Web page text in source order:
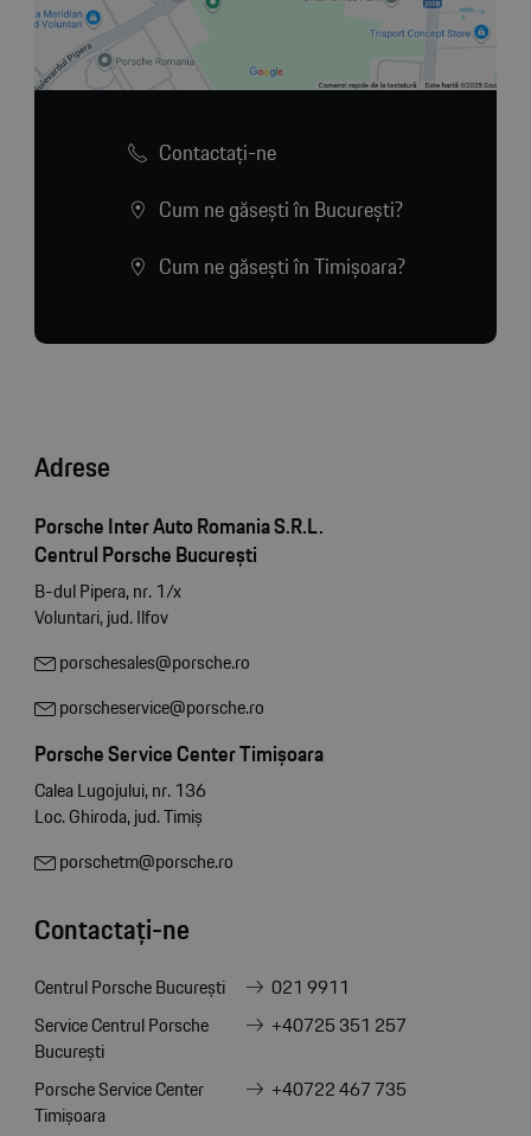
Contactaţi-ne
Cum ne găsești în București?
Cum ne găsești în Timișoara?
Adrese
Porsche Inter Auto Romania S.R.L.
Centrul Porsche București
B-dul Pipera, nr. 1/x
Voluntari, jud. Ilfov
porschesales@porsche.ro
porscheservice@porsche.ro
Porsche Service Center Timișoara
Calea Lugojului, nr. 136
Loc. Ghiroda, jud. Timiș
porschetm@porsche.ro
Contactați-ne
Centrul Porsche București
021 9911
Service Centrul Porsche
București
+40725 351 257
Porsche Service Center
Timișoara
+40722 467 735